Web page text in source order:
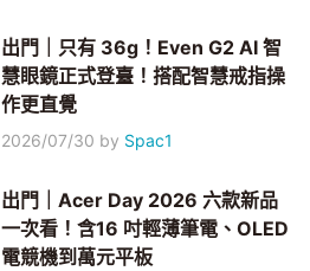
出門｜只有 36g！Even G2 AI 智
慧眼鏡正式登臺！搭配智慧戒指操
作更直覺
2026/07/30 by Spac1
出門｜Acer Day 2026 六款新品
一次看！含16 吋輕薄筆電、OLED
電競機到萬元平板